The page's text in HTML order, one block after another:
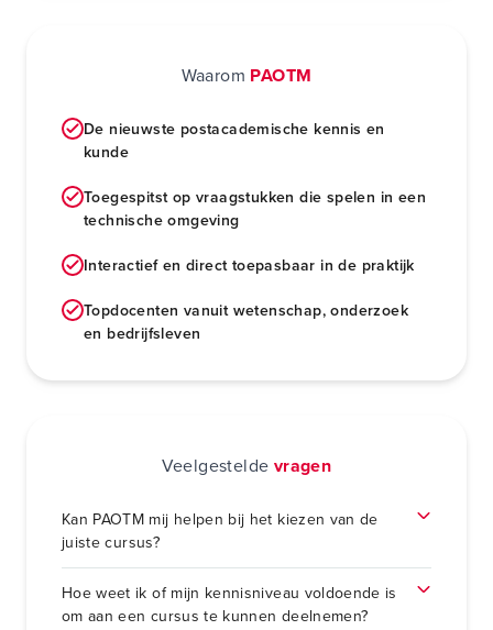
Waarom PAOTM
De nieuwste postacademische kennis en
kunde
Toegespitst op vraagstukken die spelen in een
technische omgeving
Interactief en direct toepasbaar in de praktijk
Topdocenten vanuit wetenschap, onderzoek
en bedrijfsleven
Veelgestelde vragen
Kan PAOTM mij helpen bij het kiezen van de
juiste cursus?
Hoe weet ik of mijn kennisniveau voldoende is
om aan een cursus te kunnen deelnemen?